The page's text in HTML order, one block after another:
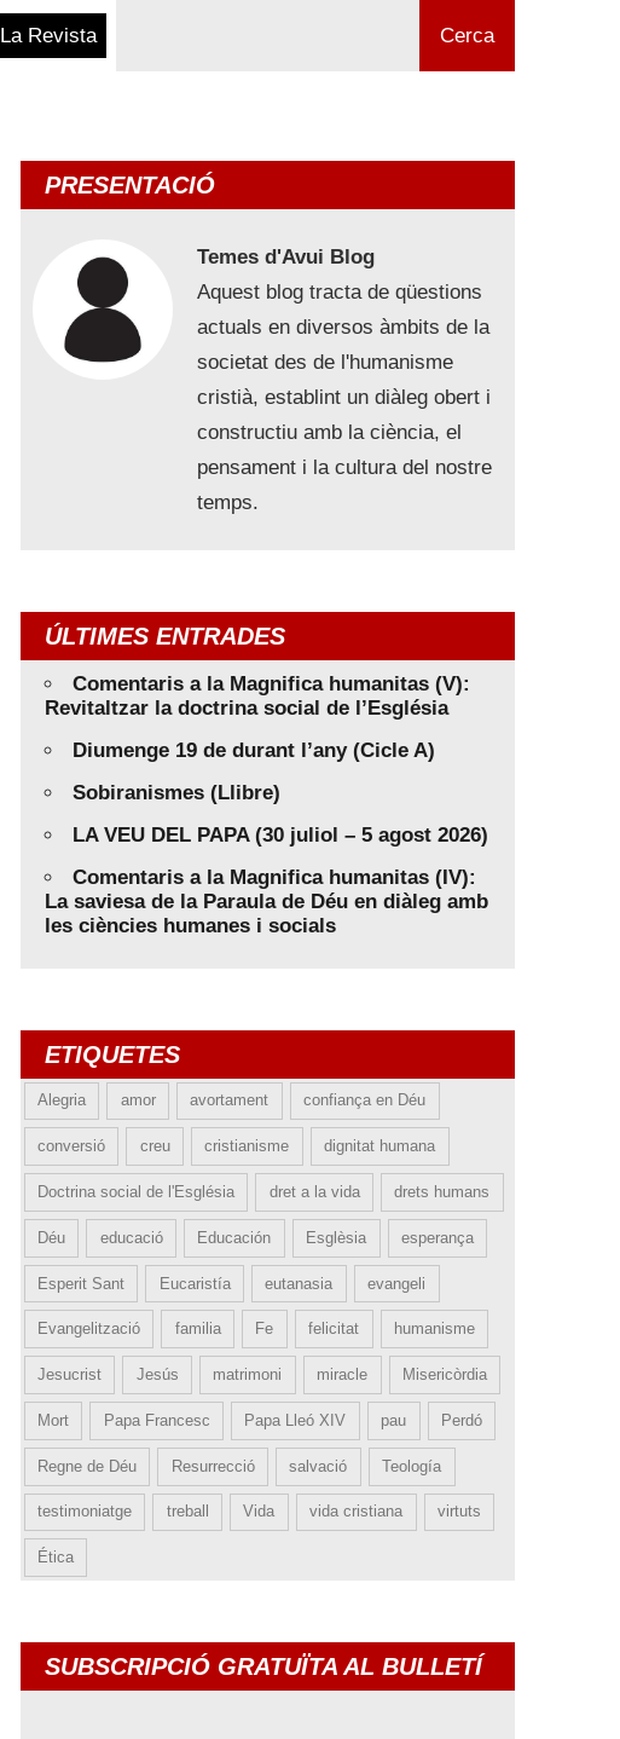
Cerca
La Revista
PRESENTACIÓ
Temes d'Avui Blog
Aquest blog tracta de qüestions
actuals en diversos àmbits de la
societat des de l'humanisme
cristià, establint un diàleg obert i
constructiu amb la ciència, el
pensament i la cultura del nostre
temps.
ÚLTIMES ENTRADES
Comentaris a la Magnifica humanitas (V):
Revitaltzar la doctrina social de l’Església
Diumenge 19 de durant l’any (Cicle A)
Sobiranismes (Llibre)
LA VEU DEL PAPA (30 juliol – 5 agost 2026)
Comentaris a la Magnifica humanitas (IV):
La saviesa de la Paraula de Déu en diàleg amb
les ciències humanes i socials
ETIQUETES
Alegria amor avortament confiança en Déu
conversió creu cristianisme dignitat humana
Doctrina social de l'Església dret a la vida drets humans
Déu educació Educación Esglèsia esperança
Esperit Sant Eucaristía eutanasia evangeli
Evangelització familia Fe felicitat humanisme
Jesucrist Jesús matrimoni miracle Misericòrdia
Mort Papa Francesc Papa Lleó XIV pau Perdó
Regne de Déu Resurrecció salvació Teología
testimoniatge treball Vida vida cristiana virtuts
Ética
SUBSCRIPCIÓ GRATUÏTA AL BULLETÍ